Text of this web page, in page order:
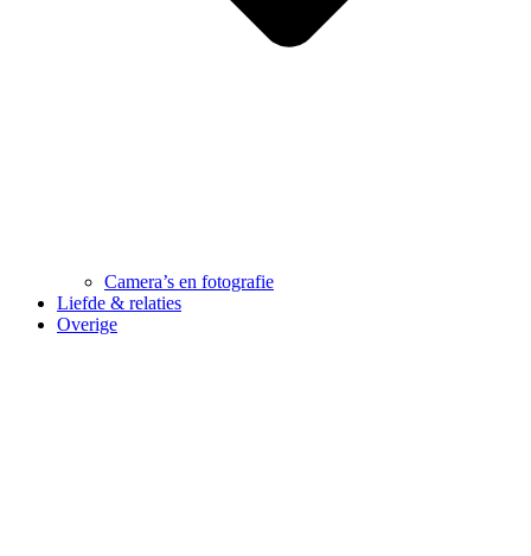
Camera’s en fotografie
Liefde & relaties
Overige